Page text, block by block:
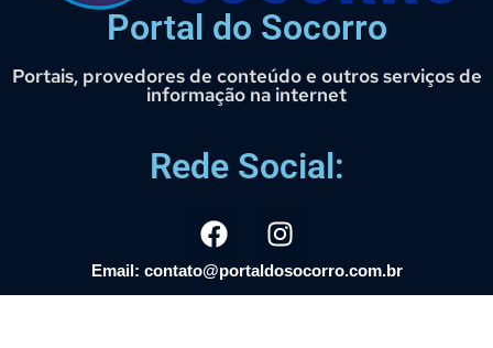
Portal do Socorro
Portais, provedores de conteúdo e outros serviços de
informação na internet
Rede Social:
Email: contato@portaldosocorro.com.br